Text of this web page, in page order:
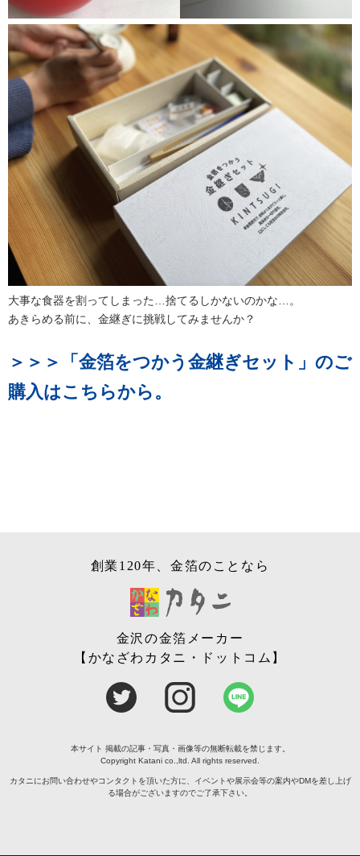
大事な食器を割ってしまった…捨てるしかないのかな…。
あきらめる前に、金継ぎに挑戦してみませんか？
＞＞＞「金箔をつかう金継ぎセット」のご
購入はこちらから。
創業120年、金箔のことなら
金沢の金箔メーカー
【かなざわカタニ・ドットコム】
本サイト 掲載の記事・写真・画像等の無断転載を禁じます。
Copyright Katani co.,ltd. All rights reserved.
カタニにお問い合わせやコンタクトを頂いた方に、イベントや展示会等の案内やDMを差し上げ
る場合がございますのでご了承下さい。